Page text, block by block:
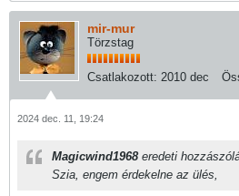
mir-mur
Törzstag
Csatlakozott: 2010 dec
2024 dec. 11, 19:24
Magicwind1968 eredeti
Szia, engem érdekelne az ülés,